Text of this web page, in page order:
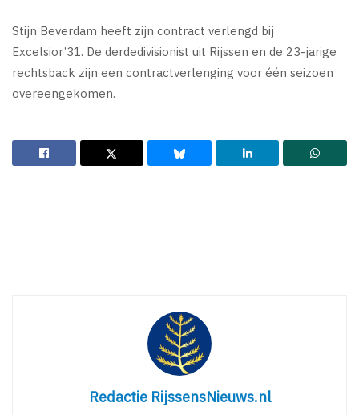
Stijn Beverdam heeft zijn contract verlengd bij
Excelsior’31. De derdedivisionist uit Rijssen en de 23-jarige
rechtsback zijn een contractverlenging voor één seizoen
overeengekomen.
Redactie RijssensNieuws.nl